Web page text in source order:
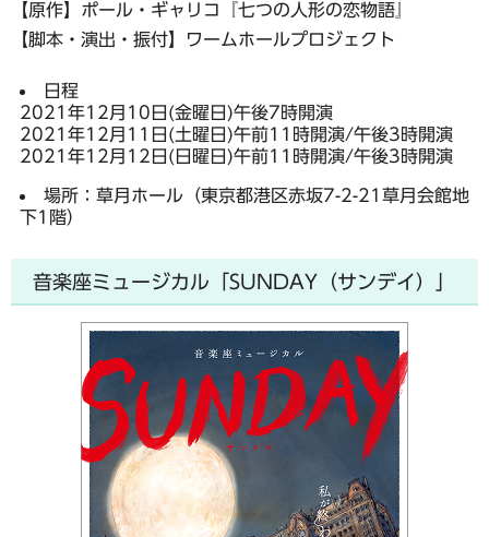
【原作】ポール・ギャリコ『七つの人形の恋物語』
【脚本・演出・振付】ワームホールプロジェクト
日程
2021年12月10日(金曜日)午後7時開演
2021年12月11日(土曜日)午前11時開演/午後3時開演
2021年12月12日(日曜日)午前11時開演/午後3時開演
場所：草月ホール（東京都港区赤坂7-2-21草月会館地
下1階）
音楽座ミュージカル「SUNDAY（サンデイ）」